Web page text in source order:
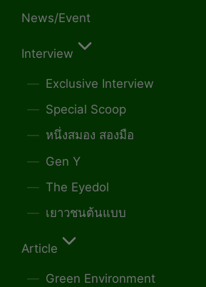
News/Event
Interview
Exclusive Interview
Special Scoop
หนึ่งสมอง สองมือ
Gen Y
The Eyedol
เยาวชนต้นแบบ
Article
Green Environment